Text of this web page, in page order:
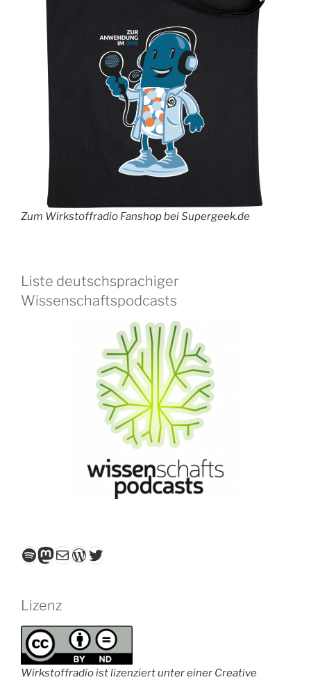
Zum Wirkstoffradio Fanshop bei Supergeek.de
Liste deutschsprachiger
Wissenschaftspodcasts
Spotify
Mastodon
E-MailWordPress
Twitter
Lizenz
Wirkstoffradio ist lizenziert unter einer Creative